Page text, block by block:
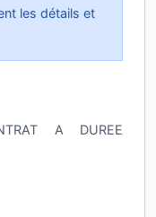
les détails et
A DUREE